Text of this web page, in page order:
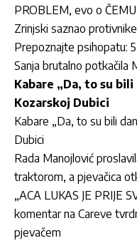
PROBLEM, evo o
Zrinjski saznao
Prepoznajte psihopatu:
Sanja brutalno potkačila
Kabare „Da, to su
Kozarskoj Dubici
Kabare „Da, to su bili
Dubici
Rada Manojlović
traktorom, a pjevačica
„ACA LUKAS JE PRIJE
komentar na Careve
pjevačem